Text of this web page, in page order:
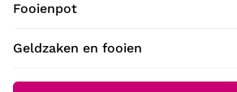
Fooienpot
Geldzaken en fooien